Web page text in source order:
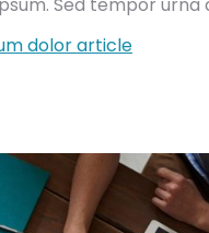
dolor article